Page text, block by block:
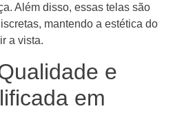
Além disso, essas telas são
mantendo a estética do
a vista.
e
em